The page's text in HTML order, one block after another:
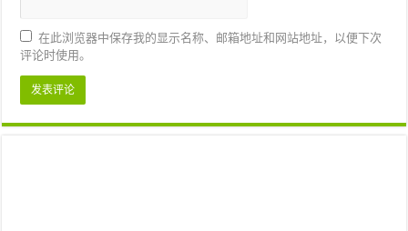
在此浏览器中保存我的显示名称、邮箱地址和网站地址，以便下次
评论时使用。